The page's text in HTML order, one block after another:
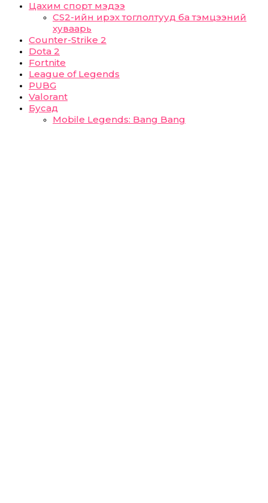
Цахим спорт мэдээ
CS2-ийн ирэх тоглолтууд ба тэмцээний
хуваарь
Counter-Strike 2
Dota 2
Fortnite
League of Legends
PUBG
Valorant
Бусад
Mobile Legends: Bang Bang